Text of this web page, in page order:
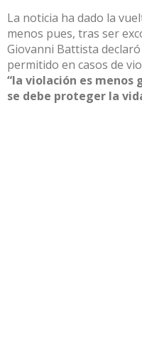
La noticia ha dado la
menos pues, tras ser
Giovanni Battista
permitido en casos de
“la violación es menos
se debe proteger la